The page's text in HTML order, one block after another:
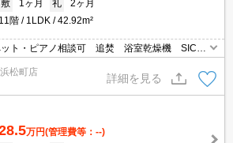
敷
1ヶ月 礼
2ヶ月
11階
1LDK 42.92m²
ト・ピアノ相談可 追焚 浴室乾燥機 SIC・
宅配ロッカー
松町店
詳細を見る
万円(管理費等：--)